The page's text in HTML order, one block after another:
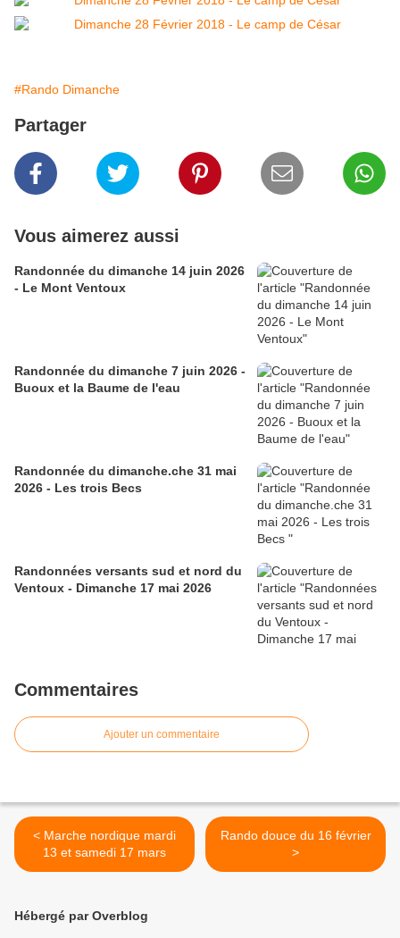
#Rando Dimanche
Partager
Vous aimerez aussi
Randonnée du dimanche 14 juin 2026
- Le Mont Ventoux
Randonnée du dimanche 7 juin 2026 -
Buoux et la Baume de l'eau
Randonnée du dimanche.che 31 mai
2026 - Les trois Becs
Randonnées versants sud et nord du
Ventoux - Dimanche 17 mai 2026
Commentaires
Ajouter un commentaire
< Marche nordique mardi
13 et samedi 17 mars
Rando douce du 16 février
>
Hébergé par Overblog